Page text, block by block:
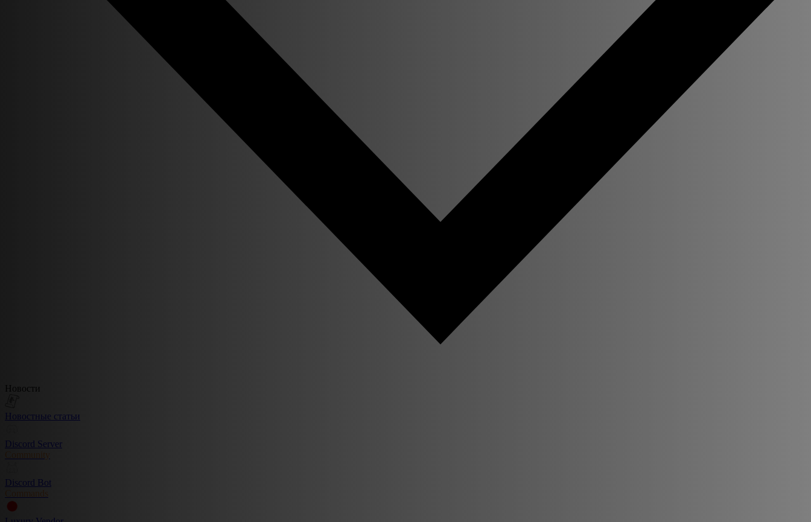
Новости
Новостные статьи
Discord Server
Community
Discord Bot